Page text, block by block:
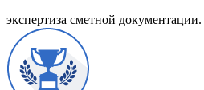
экспертиза сметной документации.